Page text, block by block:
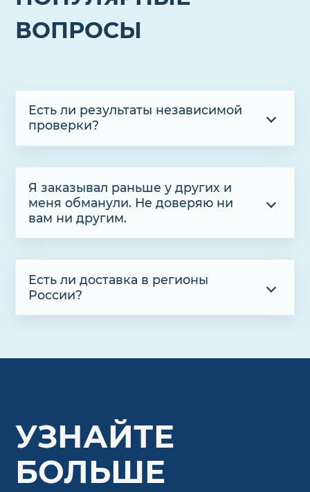
ВОПРОСЫ
Есть ли результаты независимой
проверки?
Я заказывал раньше у других и
меня обманули. Не доверяю ни
вам ни другим.
Есть ли доставка в регионы
России?
УЗНАЙТЕ
БОЛЬШЕ